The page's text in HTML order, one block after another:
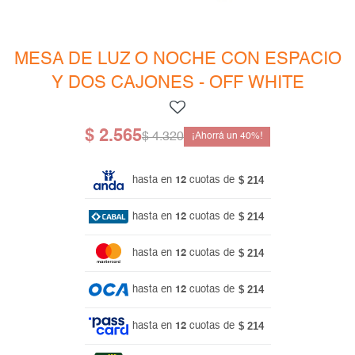
MESA DE LUZ O NOCHE CON ESPACIO
Y DOS CAJONES - OFF WHITE
$ 2.565$ 4.320 40
hasta en 12 cuotas de $ 214
hasta en 12 cuotas de $ 214
hasta en 12 cuotas de $ 214
hasta en 12 cuotas de $ 214
hasta en 12 cuotas de $ 214
Bibliotecas